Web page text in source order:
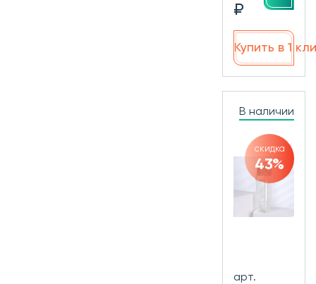
₽
Купить в 1
В наличии
скидка
43%
арт.